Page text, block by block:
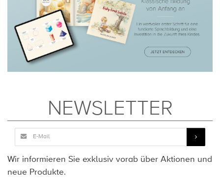
NEWSLETTER
Wir informieren Sie exklusiv vorab über Aktionen und
neue Produkte.